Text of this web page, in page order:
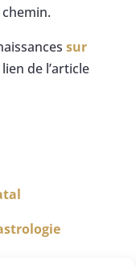
sur
de l’article